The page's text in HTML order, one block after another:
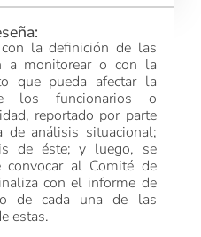
la definición de las
a monitorear o con la
que pueda afectar la
los funcionarios o
reportado por parte
análisis situacional;
de éste; y luego, se
convocar al Comité de
con el informe de
de cada una de las
estas.